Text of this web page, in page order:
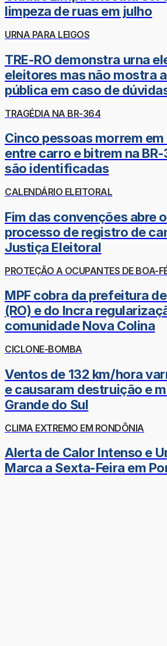
limpeza de ruas em julho
URNA PARA LEIGOS
TRE-RO demonstra urna
eleitores mas não mostra
pública em caso de
TRAGÉDIA NA BR-364
Cinco pessoas morrem
entre carro e bitrem na
são identificadas
CALENDÁRIO ELEITORAL
Fim das convenções abre
processo de registro de
Justiça Eleitoral
PROTEÇÃO A OCUPANTES DE BOA-
MPF cobra da prefeitura
(RO) e do Incra
comunidade Nova Colina
CICLONE-BOMBA
Ventos de 132 km/hora
e causaram destruição e
Grande do Sul
CLIMA EXTREMO EM RONDÔNIA
Alerta de Calor Intenso e
Marca a Sexta-Feira em